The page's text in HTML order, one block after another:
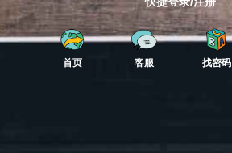
首页 客服 找密码